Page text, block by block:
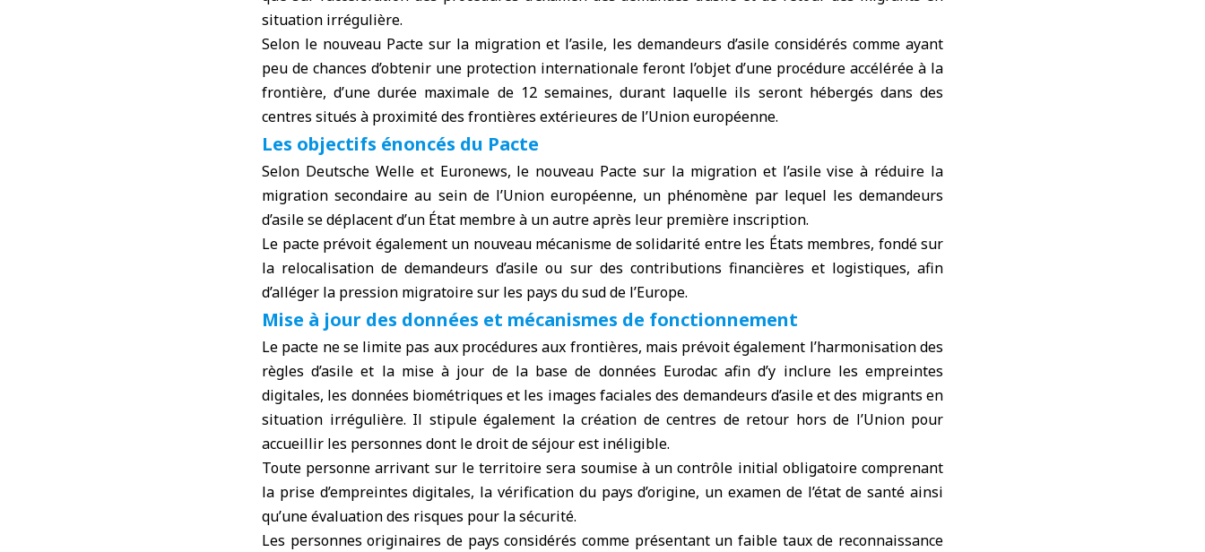
situation irrégulière.
Selon le nouveau Pacte sur la migration et l’asile, les demandeurs d’asile considérés comme ayant
peu de chances d’obtenir une protection internationale feront l’objet d’une procédure accélérée à la
frontière, d’une durée maximale de 12 semaines, durant laquelle ils seront hébergés dans des
centres situés à proximité des frontières extérieures de l’Union européenne.
Les objectifs énoncés du Pacte
Selon Deutsche Welle et Euronews, le nouveau Pacte sur la migration et l’asile vise à réduire la
migration secondaire au sein de l’Union européenne, un phénomène par lequel les demandeurs
d’asile se déplacent d’un État membre à un autre après leur première inscription.
Le pacte prévoit également un nouveau mécanisme de solidarité entre les États membres, fondé sur
la relocalisation de demandeurs d’asile ou sur des contributions financières et logistiques, afin
d’alléger la pression migratoire sur les pays du sud de l’Europe.
Mise à jour des données et mécanismes de fonctionnement
Le pacte ne se limite pas aux procédures aux frontières, mais prévoit également l’harmonisation des
règles d’asile et la mise à jour de la base de données Eurodac afin d’y inclure les empreintes
digitales, les données biométriques et les images faciales des demandeurs d’asile et des migrants en
situation irrégulière. Il stipule également la création de centres de retour hors de l’Union pour
accueillir les personnes dont le droit de séjour est inéligible.
Toute personne arrivant sur le territoire sera soumise à un contrôle initial obligatoire comprenant
la prise d’empreintes digitales, la vérification du pays d’origine, un examen de l’état de santé ainsi
qu’une évaluation des risques pour la sécurité.
Les personnes originaires de pays considérés comme présentant un faible taux de reconnaissance